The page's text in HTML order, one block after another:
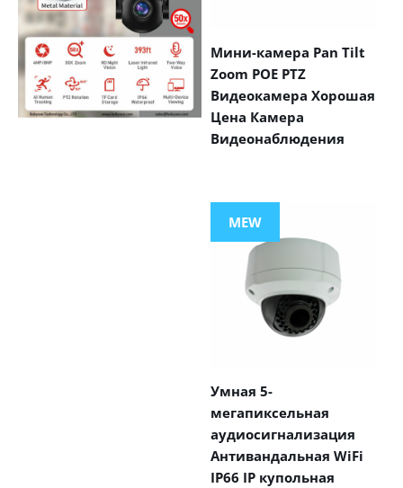
Мини-камера Pan Tilt
Zoom POE PTZ
Видеокамера Хорошая
Цена Камера
Видеонаблюдения
MEW
Умная 5-
мегапиксельная
аудиосигнализация
Антивандальная WiFi
IP66 IP купольная